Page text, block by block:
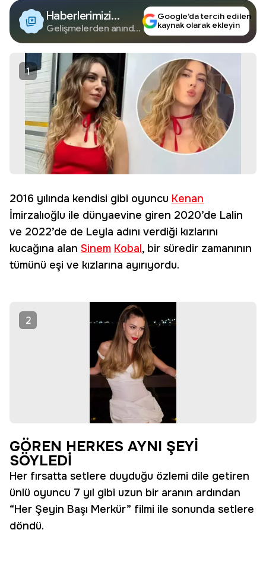
Haberlerimizi
Google'da Takip
Edin
Gelişmelerden anında
Google’da tercih edilen
kaynak olarak ekleyin
1
2016 yılında kendisi gibi oyuncu Kenan
İmirzalıoğlu ile dünyaevine giren 2020’de Lalin
ve 2022’de de Leyla adını verdiği kızlarını
kucağına alan Sinem Kobal, bir süredir zamanının
tümünü eşi ve kızlarına ayırıyordu.
2
GÖREN HERKES AYNI ŞEYİ
SÖYLEDİ
Her fırsatta setlere duyduğu özlemi dile getiren
ünlü oyuncu 7 yıl gibi uzun bir aranın ardından
“Her Şeyin Başı Merkür” filmi ile sonunda setlere
döndü.